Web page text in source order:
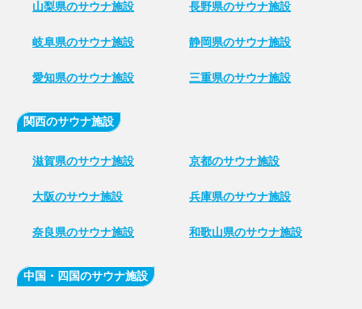
山梨県のサウナ施設 長野県のサウナ施設
岐阜県のサウナ施設 静岡県のサウナ施設
愛知県のサウナ施設 三重県のサウナ施設
関西のサウナ施設
滋賀県のサウナ施設 京都のサウナ施設
大阪のサウナ施設 兵庫県のサウナ施設
奈良県のサウナ施設 和歌山県のサウナ施設
中国・四国のサウナ施設